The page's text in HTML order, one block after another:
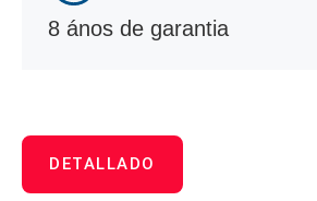
8 ános de garantia
DETALLADO